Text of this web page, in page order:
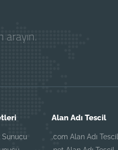
Sunucu
Alan Adı Tescil
.com Alan Adı Tescil